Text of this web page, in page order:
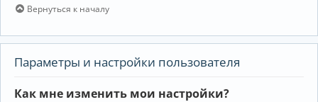
Вернуться к началу
Параметры и настройки пользователя
Как мне изменить мои настройки?